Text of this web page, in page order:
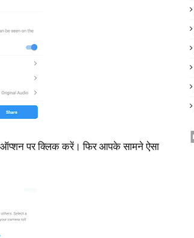
पर क्लिक करें। फिर आपके सामने ऐसा